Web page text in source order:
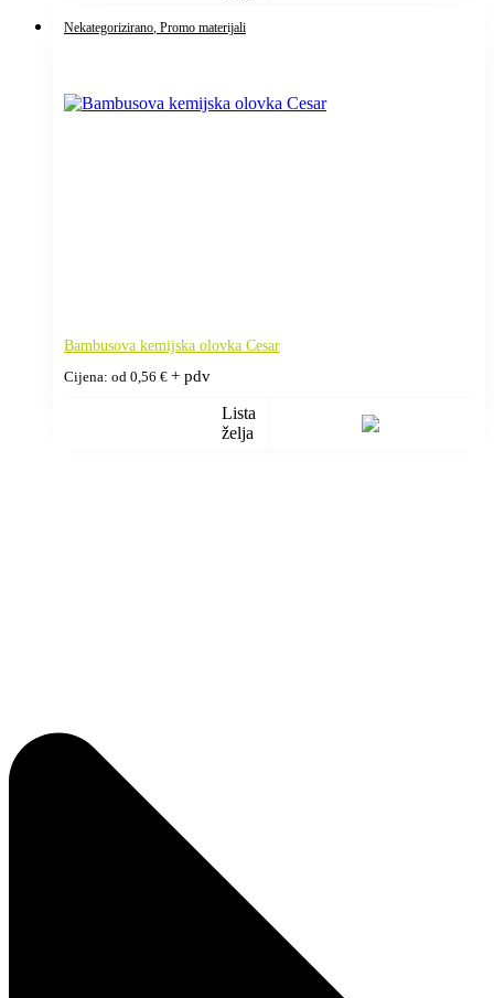
Nekategorizirano , Promo materijali
Bambusova kemijska olovka Cesar
Cijena: od 0,56 € + pdv
Lista
želja